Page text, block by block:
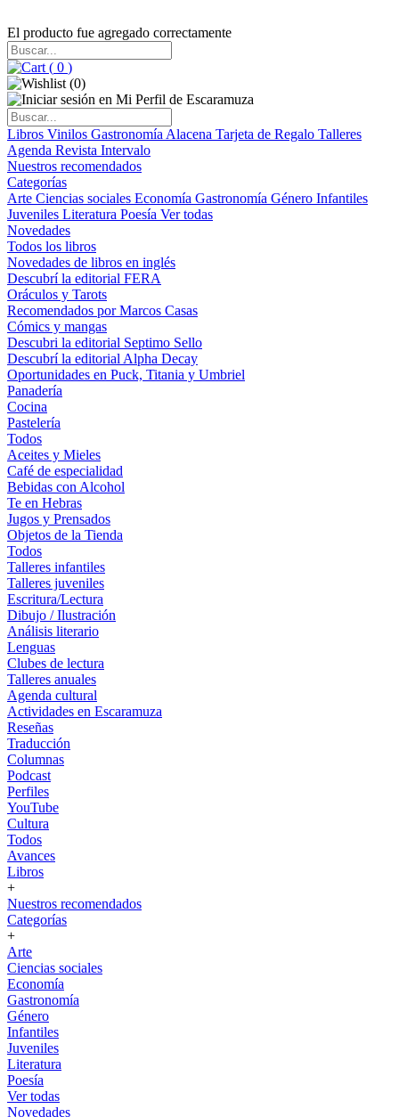
El producto fue agregado correctamente
( 0 )
(0)
Libros Vinilos Gastronomía Alacena Tarjeta de Regalo Talleres
Agenda Revista Intervalo
Nuestros recomendados
Categorías
Arte Ciencias sociales Economía Gastronomía Género Infantiles
Juveniles Literatura Poesía Ver todas
Novedades
Todos los libros
Novedades de libros en inglés
Descubrí la editorial FERA
Oráculos y Tarots
Recomendados por Marcos Casas
Cómics y mangas
Descubri la editorial Septimo Sello
Descubrí la editorial Alpha Decay
Oportunidades en Puck, Titania y Umbriel
Panadería
Cocina
Pastelería
Todos
Aceites y Mieles
Café de especialidad
Bebidas con Alcohol
Te en Hebras
Jugos y Prensados
Objetos de la Tienda
Todos
Talleres infantiles
Talleres juveniles
Escritura/Lectura
Dibujo / Ilustración
Análisis literario
Lenguas
Clubes de lectura
Talleres anuales
Agenda cultural
Actividades en Escaramuza
Reseñas
Traducción
Columnas
Podcast
Perfiles
YouTube
Cultura
Todos
Avances
Libros
+
Nuestros recomendados
Categorías
+
Arte
Ciencias sociales
Economía
Gastronomía
Género
Infantiles
Juveniles
Literatura
Poesía
Ver todas
Novedades